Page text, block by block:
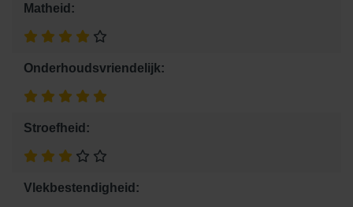
Matheid:
Onderhoudsvriendelijk:
Stroefheid:
Vlekbestendigheid: